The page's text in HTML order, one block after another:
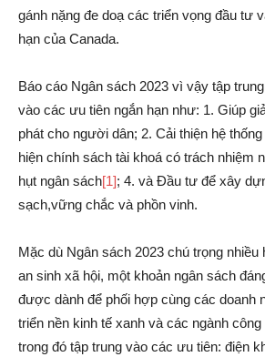
gánh nặng đe doạ các triển vọng đầu tư
hạn của Canada.
Báo cáo Ngân sách 2023 vì vậy tập
vào các ưu tiên ngắn hạn như: 1. Giúp
phát cho người dân; 2. Cải thiện hệ
hiện chính sách tài khoá có trách nhiệm
hụt ngân sách[1]; 4. và Đầu tư để xây
sạch,vững chắc và phồn vinh.
Mặc dù Ngân sách 2023 chú trọng
an sinh xã hội, một khoản ngân sách
được dành để phối hợp cùng các doanh
triển nền kinh tế xanh và các ngành
trong đó tập trung vào các ưu tiên: điện